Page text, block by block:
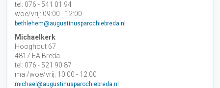
tel: 076 - 541 01 94
woe/vrij: 09:00 - 12:00
bethlehem@augustinusparochiebreda.nl
Michaelkerk
Hooghout 67
4817 EA Breda
tel: 076 - 521 90 87
ma /woe/vrij: 10:00 - 12:00
michael@augustinusparochiebreda.nl